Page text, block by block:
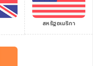
สหรัฐอเมริกา